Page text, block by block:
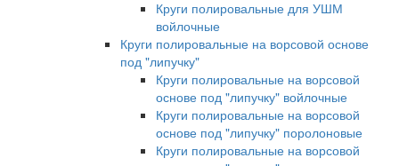
Круги полировальные для УШМ
войлочные
Круги полировальные на ворсовой основе
под "липучку"
Круги полировальные на ворсовой
основе под "липучку" войлочные
Круги полировальные на ворсовой
основе под "липучку" поролоновые
Круги полировальные на ворсовой